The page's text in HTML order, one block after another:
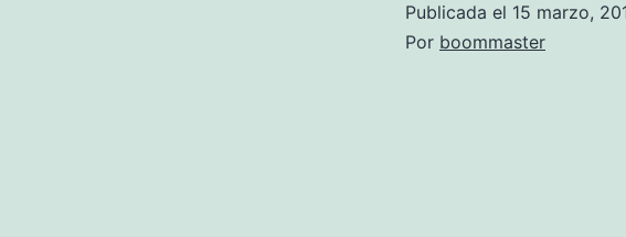
Publicada el 15 marzo,
Por boommaster